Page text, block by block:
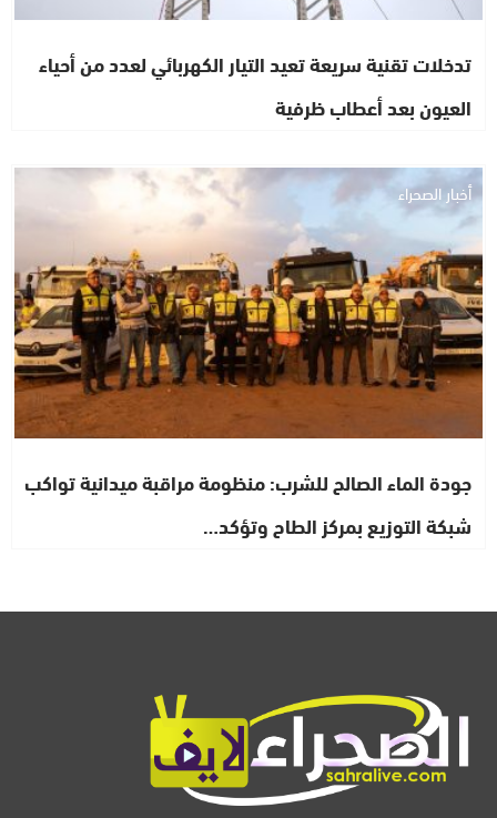
تدخلات تقنية سريعة تعيد التيار الكهربائي لعدد من أحياء
العيون بعد أعطاب ظرفية
أخبار الصحراء
جودة الماء الصالح للشرب: منظومة مراقبة ميدانية تواكب
شبكة التوزيع بمركز الطاح وتؤكد…